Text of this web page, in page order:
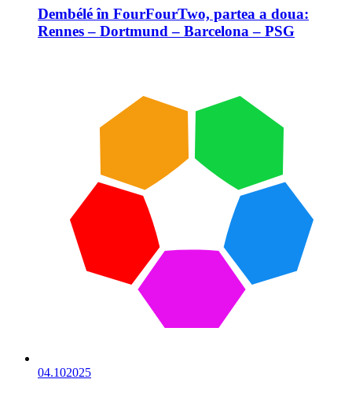
Dembélé în FourFourTwo, partea a doua:
Rennes – Dortmund – Barcelona – PSG
04.102025